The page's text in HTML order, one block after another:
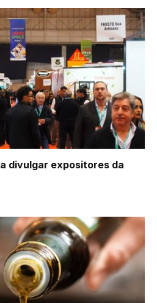
divulgar expositores da